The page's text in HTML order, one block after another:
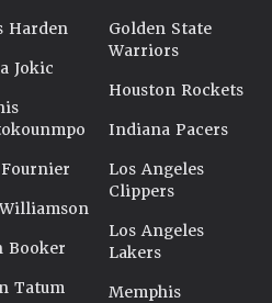
Harden
Jokic
Booker
Tatum
Golden State
Warriors
Houston Rockets
Indiana Pacers
Los Angeles
Clippers
Los Angeles
Lakers
Memphis